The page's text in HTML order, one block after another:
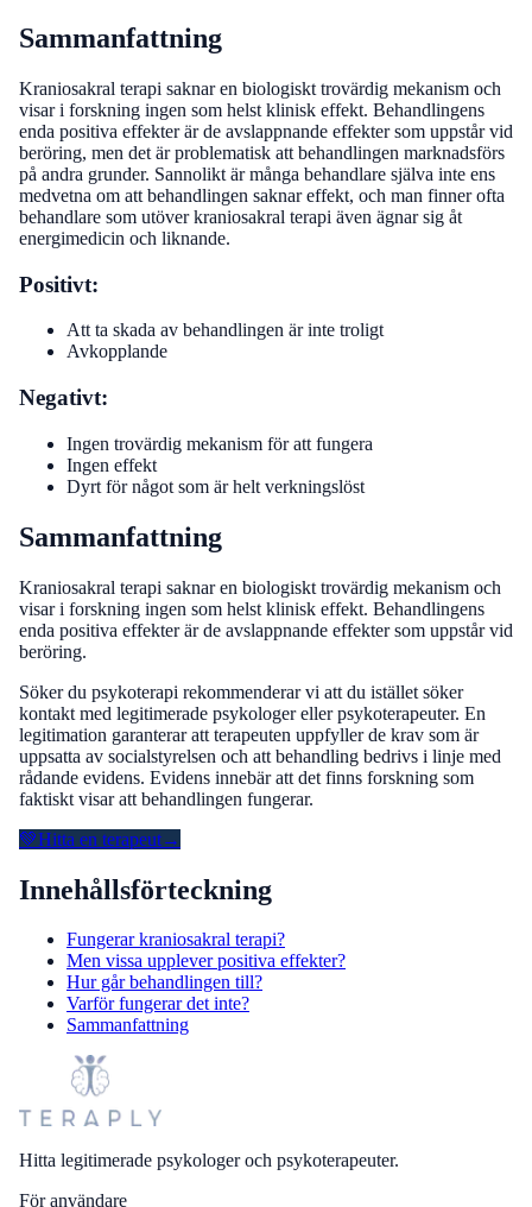
Sammanfattning
Kraniosakral terapi saknar en biologiskt trovärdig mekanism och
visar i forskning ingen som helst klinisk effekt. Behandlingens
enda positiva effekter är de avslappnande effekter som uppstår vid
beröring, men det är problematisk att behandlingen marknadsförs
på andra grunder. Sannolikt är många behandlare själva inte ens
medvetna om att behandlingen saknar effekt, och man finner ofta
behandlare som utöver kraniosakral terapi även ägnar sig åt
energimedicin och liknande.
Positivt:
Att ta skada av behandlingen är inte troligt
Avkopplande
Negativt:
Ingen trovärdig mekanism för att fungera
Ingen effekt
Dyrt för något som är helt verkningslöst
Sammanfattning
Kraniosakral terapi saknar en biologiskt trovärdig mekanism och
visar i forskning ingen som helst klinisk effekt. Behandlingens
enda positiva effekter är de avslappnande effekter som uppstår vid
beröring.
Söker du psykoterapi rekommenderar vi att du istället söker
kontakt med legitimerade psykologer eller psykoterapeuter. En
legitimation garanterar att terapeuten uppfyller de krav som är
uppsatta av socialstyrelsen och att behandling bedrivs i linje med
rådande evidens. Evidens innebär att det finns forskning som
faktiskt visar att behandlingen fungerar.
💚Hitta en terapeut→
Innehållsförteckning
Fungerar kraniosakral terapi?
Men vissa upplever positiva effekter?
Hur går behandlingen till?
Varför fungerar det inte?
Sammanfattning
Hitta legitimerade psykologer och psykoterapeuter.
För användare